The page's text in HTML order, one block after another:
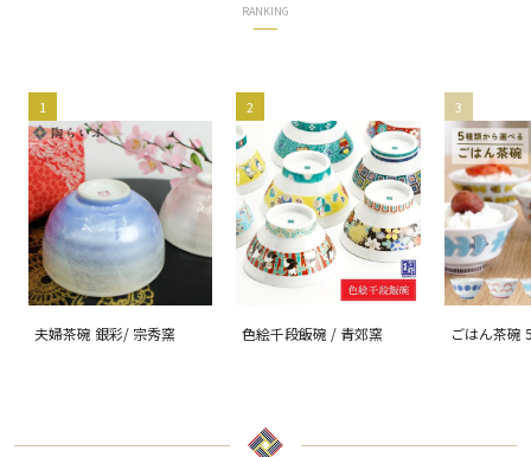
RANKING
1
夫婦茶碗 銀彩/ 宗秀窯
2
色絵千段飯碗 / 青郊窯
3
ごはん茶碗